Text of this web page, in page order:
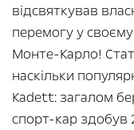
відсвяткував
перемогу у
Монте-Карло!
наскільки
Kadett: загалом
спорт-кар здобув